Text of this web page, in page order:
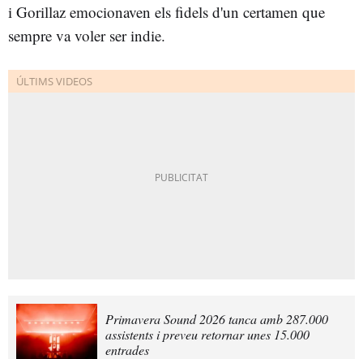
i Gorillaz emocionaven els fidels d'un certamen que
sempre va voler ser indie.
Primavera Sound 2026 tanca amb 287.000
assistents i preveu retornar unes 15.000
entrades